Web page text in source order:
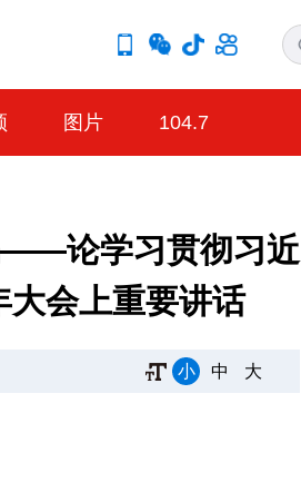
图片 104.7
——论学习贯彻习近
会上重要讲话
小 中 大